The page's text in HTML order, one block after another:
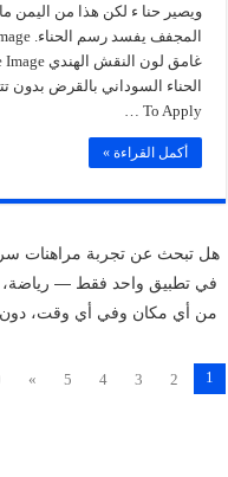
ويصير حنا ء لكن هذا من اليمن
To Apply …
أكمل القراءة »
هل تبحث عن تجربة مراهنات
في تطبيق واحد فقط — رياضة،
من أي مكان وفي أي وقت، دون
1
2
3
4
5
»